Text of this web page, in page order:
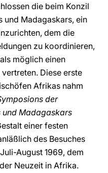
die beim Konzil
und Madagaskars, ein
dem die
zu koordinieren,
möglich einen
Diese erste
Afrikas nahm
der
Madagaskars
einer festen
des Besuches
August 1969, dem
Neuzeit in Afrika.